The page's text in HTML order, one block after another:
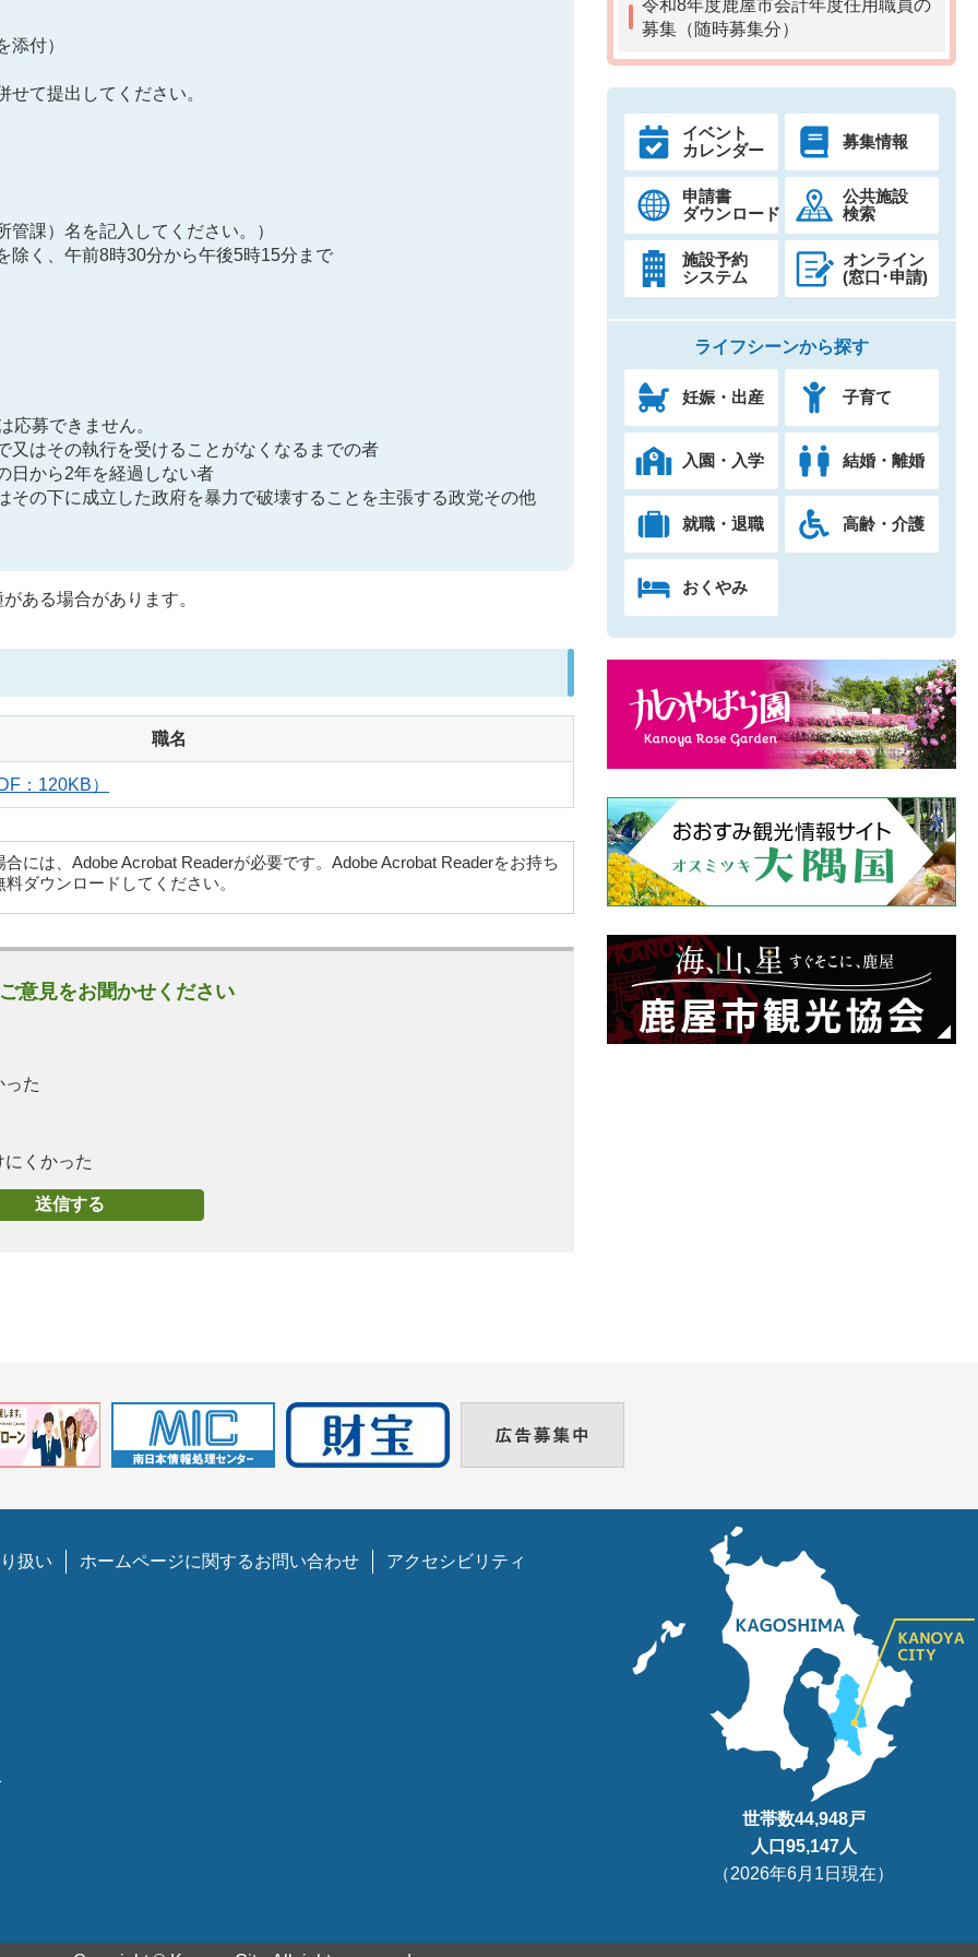
付）
て提出してください。
課）名を記入してください。）
く、午前8時30分から午後5時15分まで
応募できません。
又はその執行を受けることがなくなるまでの者
日から2年を経過しない者
の下に成立した政府を暴力で破壊することを主張する政党その他
ある場合があります。
職名
：120KB）
には、Adobe Acrobat Readerが必要です。Adobe Acrobat Readerをお持ち
ダウンロードしてください。
意見をお聞かせください
った
くかった
令和8年度鹿屋市会計年度任用職員の
募集（随時募集分）
イベント
カレンダー
募集情報
申請書
ダウンロード
公共施設
検索
施設予約
システム
オンライン
(窓口･申請)
ライフシーンから探す
妊娠・出産 子育て
入園・入学 結婚・離婚
就職・退職 高齢・介護
おくやみ
扱い ホームページに関するお問い合わせ アクセシビリティ
世帯数44,948戸
人口95,147人
（2026年6月1日現在）